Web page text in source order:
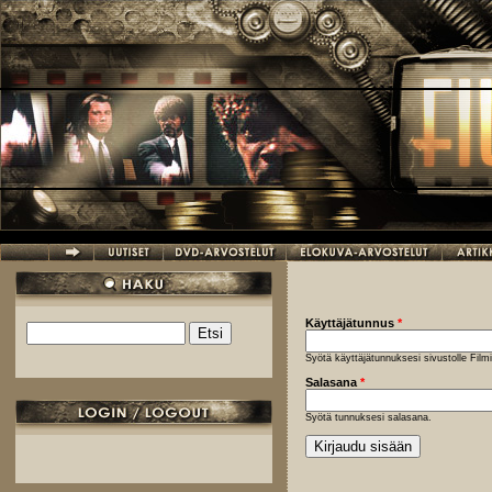
Hyppää pääsisältöön
Hakulomake
Käyttäjätunnus *
Syötä käyttäjätunnuksesi sivustolle
Salasana *
Syötä tunnuksesi salasana.